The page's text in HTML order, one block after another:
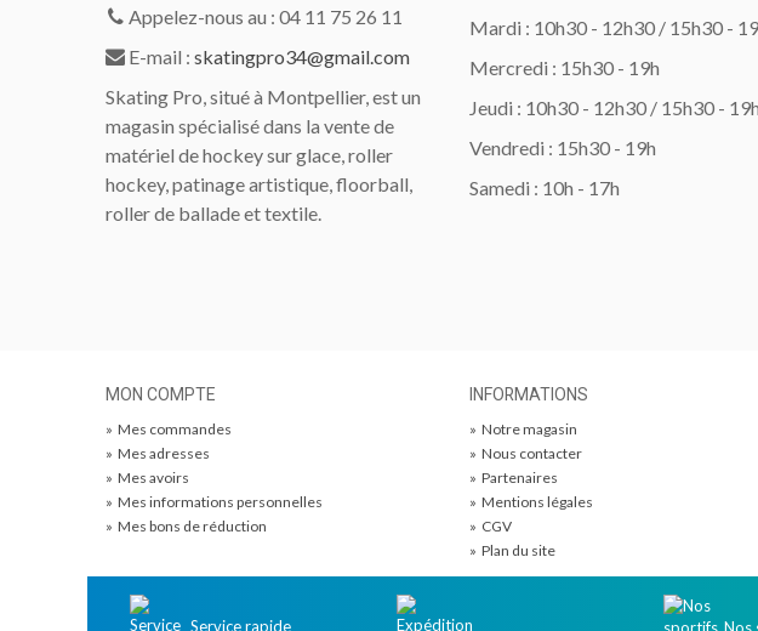
Appelez-nous au : 04 11 75 26 11
E-mail : skatingpro34@gmail.com
Skating Pro, situé à Montpellier, est un
magasin spécialisé dans la vente de
matériel de hockey sur glace, roller
hockey, patinage artistique, floorball,
roller de ballade et textile.
Mardi : 10h30 - 12h30 / 15h30 -
Mercredi : 15h30 - 19h
Jeudi : 10h30 - 12h30 / 15h30 - 19h
Vendredi : 15h30 - 19h
Samedi : 10h - 17h
MON COMPTE
» Mes commandes
» Mes adresses
» Mes avoirs
» Mes informations personnelles
» Mes bons de réduction
INFORMATIONS
» Notre magasin
» Nous contacter
» Partenaires
» Mentions légales
» CGV
» Plan du site
Service rapide Nos